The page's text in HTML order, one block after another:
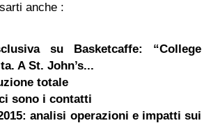
anche :
su Basketcaffe: “College
A St. John’s...
totale
sono i contatti
analisi operazioni e impatti sui